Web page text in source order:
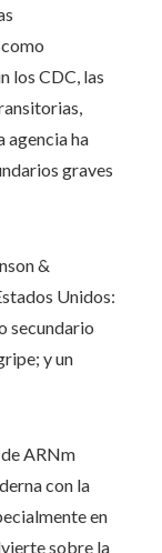
los CDC, las
agencia ha
graves
&
Unidos:
secundario
y un
ARNm
con la
en
sobre la